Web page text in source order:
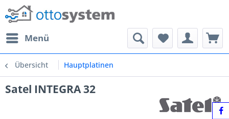
Menü
Übersicht Hauptplatinen
Satel INTEGRA 32